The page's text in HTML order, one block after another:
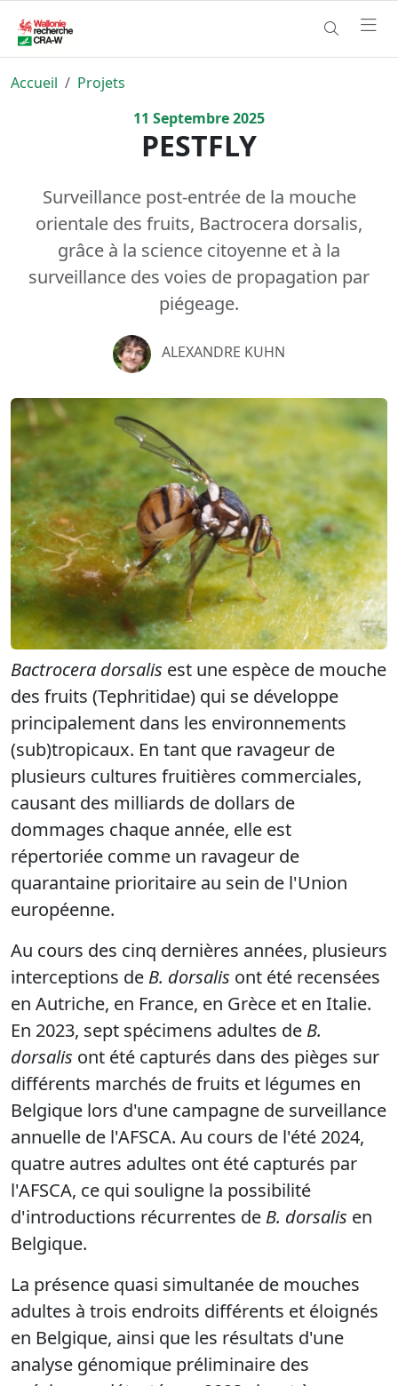
Accueil
Projets
11 Septembre2025
PESTFLY
Surveillance post-entrée de la mouche
orientale des fruits, Bactrocera dorsalis,
grâce à la science citoyenne et à la
surveillance des voies de propagation par
piégeage.
ALEXANDRE KUHN
Bactrocera dorsalis est une espèce de mouche
des fruits (Tephritidae) qui se développe
principalement dans les environnements
(sub)tropicaux. En tant que ravageur de
plusieurs cultures fruitières commerciales,
causant des milliards de dollars de
dommages chaque année, elle est
répertoriée comme un ravageur de
quarantaine prioritaire au sein de l'Union
européenne.
Au cours des cinq dernières années, plusieurs
interceptions de B. dorsalis ont été recensées
en Autriche, en France, en Grèce et en Italie.
En 2023, sept spécimens adultes de B.
dorsalis ont été capturés dans des pièges sur
différents marchés de fruits et légumes en
Belgique lors d'une campagne de surveillance
annuelle de l'AFSCA. Au cours de l'été 2024,
quatre autres adultes ont été capturés par
l'AFSCA, ce qui souligne la possibilité
d'introductions récurrentes de B. dorsalis en
Belgique.
La présence quasi simultanée de mouches
adultes à trois endroits différents et éloignés
en Belgique, ainsi que les résultats d'une
analyse génomique préliminaire des